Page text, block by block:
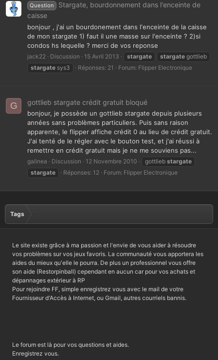
Question
Stargate, bourdonnement dans l'enceinte de
caisse
bonjour , j'ai un bourdonement dans l'enceinte de la caisse
de mon stargate 1) faut il une masse sur l'enceinte ? 2)si
condos hs lequelle ? merci de vos reponse
jack22 Discussion 15 Avril 2013 stargate stargate gottlieb
stargate sys3 Réponses: 21 Forum: Flipper Electronique
G gottlieb stargate crédit gratuit bloqué
bonjour, je possède un gottlieb stargate depuis plusieurs
années sans problèmes particuliers. Puis sans raison
apparente, le flipper affiche crédit 0 au lieu de crédit gratuit.
J'ai tenté de le régler avec le bouton test, et j'ai réussi à
remettre en crédit gratuit mais je ne me souviens pas...
galinea Discussion 12 Novembre 2010 gottlieb stargate
stargate
Réponses: 12 Forum: Flipper Electronique
Tags
Le site existe grâce à ma passion et l'envie de vous aider à résoudre
vos problèmes sur vos jeux favoris. La communauté vous apportera les
aides du mieux qu'elle le pourra. De plus un professionnel vous offre
son aide (Restorpinball) cependant en aucun car pour vos achats et
dépannages extérieur à RP
Pour rejoindre FF, simple enregistrez vous avec le mail de votre
Fournisseur d'Accès à Internet, ou Gmail, autres courriels bannis.
Le forum est là pour vos questions et aides.
Enregistrez vous.